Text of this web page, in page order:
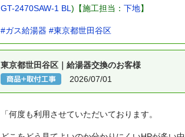
GT-2470SAW-1 BL )【施工担当： 下地】
#ガス給湯器 #東京都世田谷区
東京都世田谷区｜給湯器交換のお客様
2026/07/01
「何度も利用させていただいております。